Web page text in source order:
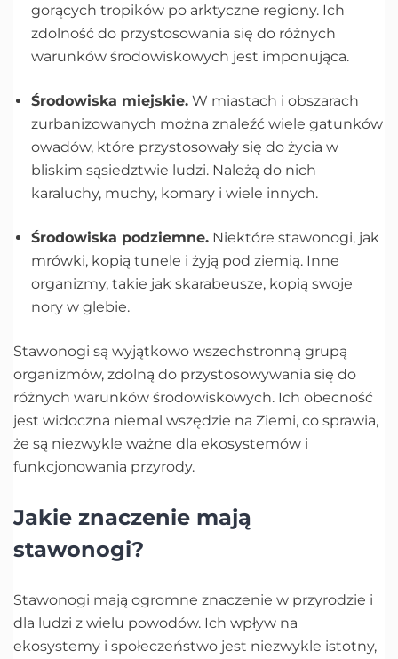
gorących tropików po arktyczne regiony. Ich
zdolność do przystosowania się do różnych
warunków środowiskowych jest imponująca.
Środowiska miejskie. W miastach i obszarach
zurbanizowanych można znaleźć wiele gatunków
owadów, które przystosowały się do życia w
bliskim sąsiedztwie ludzi. Należą do nich
karaluchy, muchy, komary i wiele innych.
Środowiska podziemne. Niektóre stawonogi, jak
mrówki, kopią tunele i żyją pod ziemią. Inne
organizmy, takie jak skarabeusze, kopią swoje
nory w glebie.
Stawonogi są wyjątkowo wszechstronną grupą
organizmów, zdolną do przystosowywania się do
różnych warunków środowiskowych. Ich obecność
jest widoczna niemal wszędzie na Ziemi, co sprawia,
że są niezwykle ważne dla ekosystemów i
funkcjonowania przyrody.
Jakie znaczenie mają
stawonogi?
Stawonogi mają ogromne znaczenie w przyrodzie i
dla ludzi z wielu powodów. Ich wpływ na
ekosystemy i społeczeństwo jest niezwykle istotny,